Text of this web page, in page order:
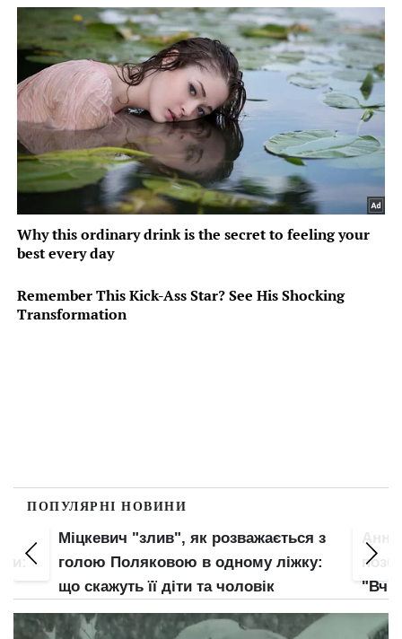
ПОПУЛЯРНІ НОВИНИ
Міцкевич "злив", як розважається з
голою Поляковою в одному ліжку:
що скажуть її діти та чоловік
Анна